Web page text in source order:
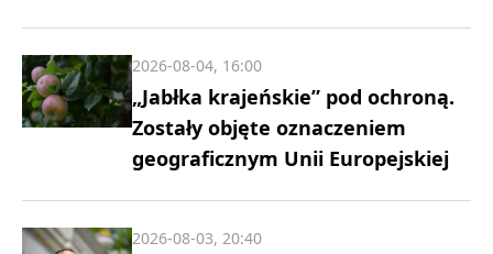
„Jabłka krajeńskie” pod ochroną.
Zostały objęte oznaczeniem
geograficznym Unii Europejskiej
2026-08-04, 16:00
2026-08-03, 20:40